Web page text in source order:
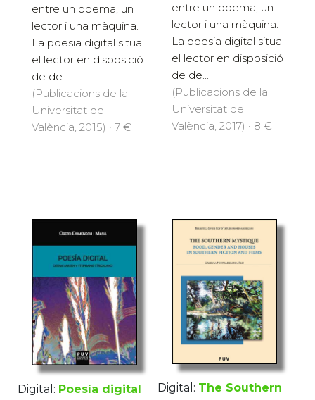
entre un poema, un
lector i una màquina.
La poesia digital situa
el lector en disposició
de de...
(Publicacions de la
Universitat de
València, 2015) · 7 €
entre un poema, un
lector i una màquina.
La poesia digital situa
el lector en disposició
de de...
(Publicacions de la
Universitat de
València, 2017) · 8 €
Digital: Poesía digital
Digital: The Southern